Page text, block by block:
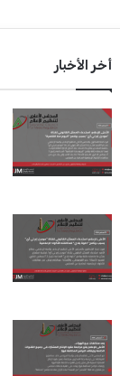
ب
و
ك
u
T
u
e
أخر الأخبار